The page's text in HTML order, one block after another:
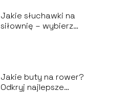
Jakie słuchawki na
siłownię – wybierz
Jakie buty na rower?
Odkryj najlepsze